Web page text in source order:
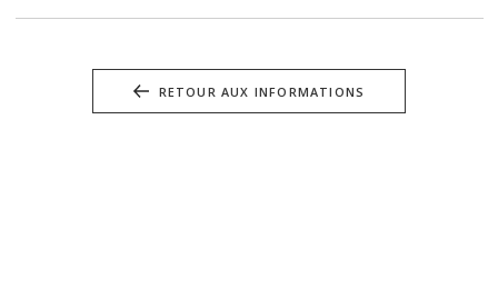
RETOUR AUX INFORMATIONS